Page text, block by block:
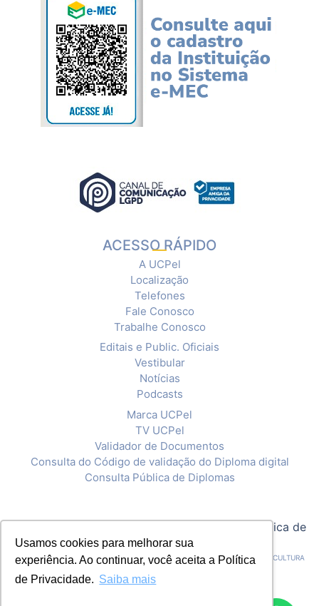
Usamos cookies para melhorar sua
experiência. Ao continuar, você aceita a Política
de Privacidade. Saiba mais
ACESSO RÁPIDO
A UCPel
Localização
Telefones
Fale Conosco
Trabalhe Conosco
Editais e Public. Oficiais
Vestibular
Notícias
Podcasts
Marca UCPel
TV UCPel
Validador de Documentos
Consulta do Código de validação do Diploma digital
Consulta Pública de Diplomas
Política de
Privacidade
CNPJ: 92.238.914/0001-03 - ASSOCIAÇÃO PELOTENSE DE ASSISTÊNCIA E CULTURA